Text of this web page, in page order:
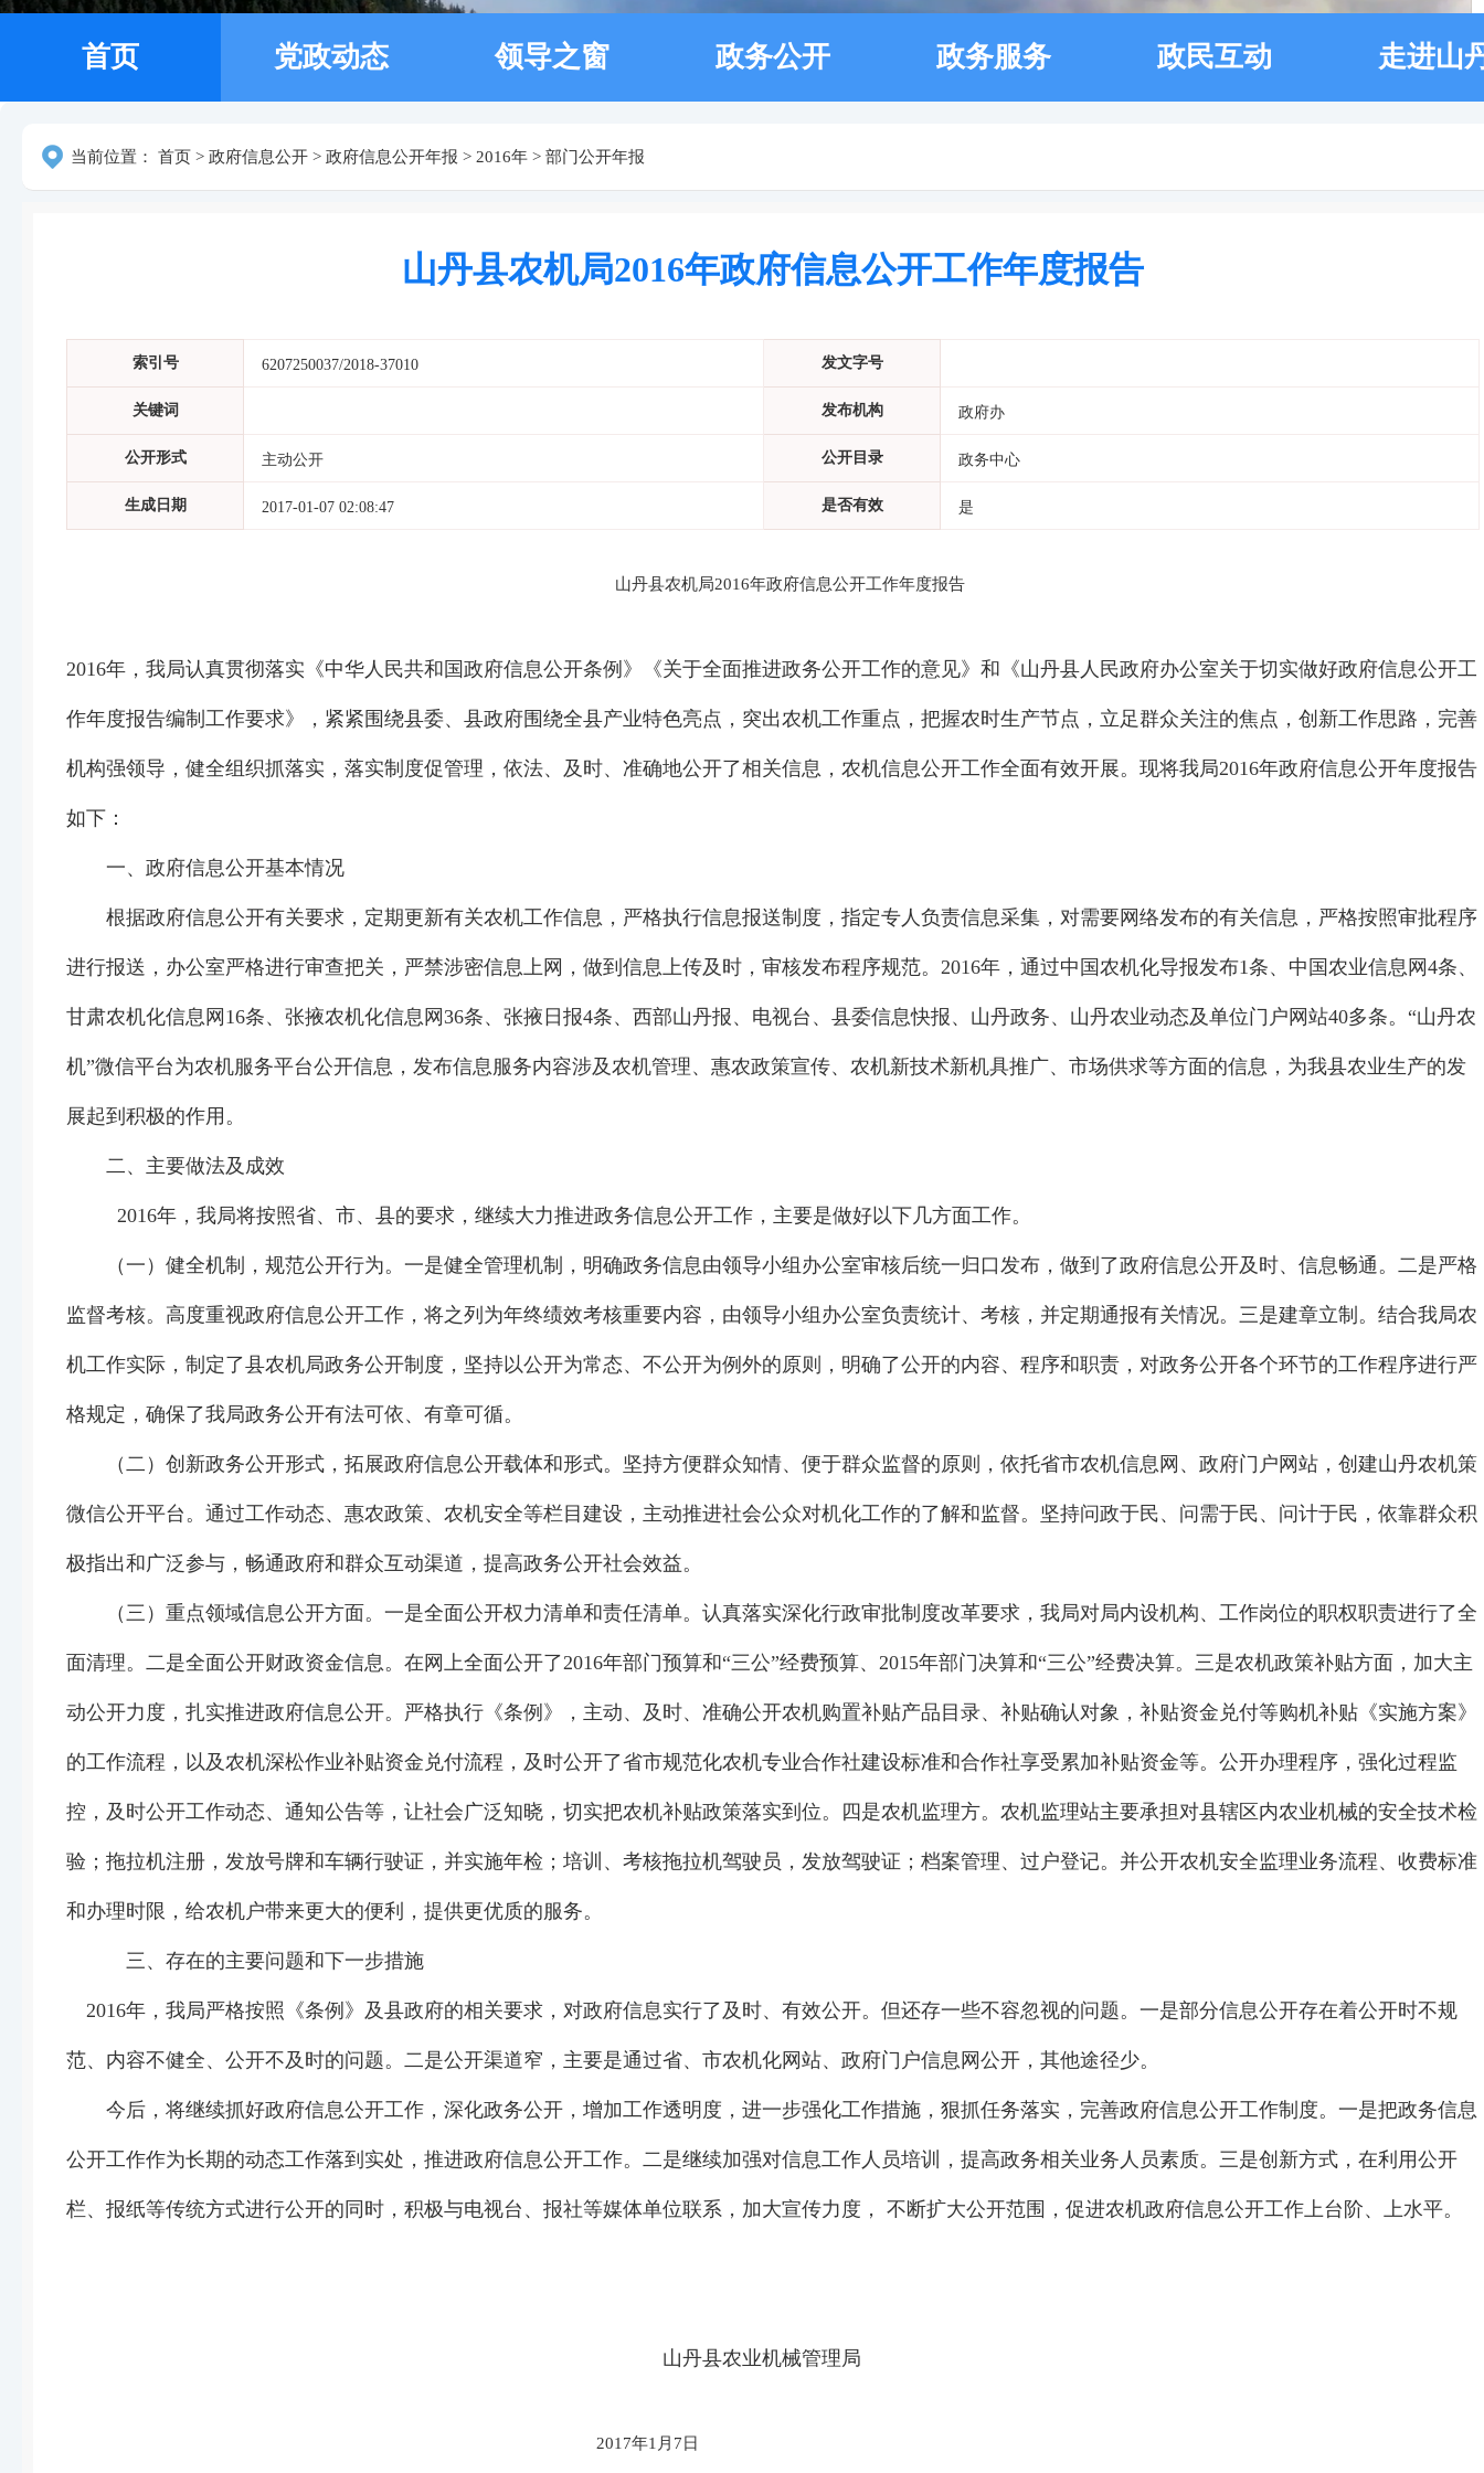
首页 党政动态 领导之窗 政务公开 政务服务 政民互动 走进山
当前位置： 首页 > 政府信息公开 > 政府信息公开年报 > 2016年 > 部门公开年报
山丹县农机局2016年政府信息公开工作年度报告
索引号 6207250037/2018-37010 发文字号
关键词 发布机构 政府办
公开形式 主动公开 公开目录 政务中心
生成日期 2017-01-07 02:08:47 是否有效 是
山丹县农机局2016年政府信息公开工作年度报告
2016年，我局认真贯彻落实《中华人民共和国政府信息公开条例》《关于全面推进政务公开工作的意见》和《山丹县人民政府办公室关于切实做好政府信息公开工
作年度报告编制工作要求》，紧紧围绕县委、县政府围绕全县产业特色亮点，突出农机工作重点，把握农时生产节点，立足群众关注的焦点，创新工作思路，完善
机构强领导，健全组织抓落实，落实制度促管理，依法、及时、准确地公开了相关信息，农机信息公开工作全面有效开展。现将我局2016年政府信息公开年度报告
如下：
一、政府信息公开基本情况
根据政府信息公开有关要求，定期更新有关农机工作信息，严格执行信息报送制度，指定专人负责信息采集，对需要网络发布的有关信息，严格按照审批程序
进行报送，办公室严格进行审查把关，严禁涉密信息上网，做到信息上传及时，审核发布程序规范。2016年，通过中国农机化导报发布1条、中国农业信息网4条、
甘肃农机化信息网16条、张掖农机化信息网36条、张掖日报4条、西部山丹报、电视台、县委信息快报、山丹政务、山丹农业动态及单位门户网站40多条。“山丹农
机”微信平台为农机服务平台公开信息，发布信息服务内容涉及农机管理、惠农政策宣传、农机新技术新机具推广、市场供求等方面的信息，为我县农业生产的发
展起到积极的作用。
二、主要做法及成效
2016年，我局将按照省、市、县的要求，继续大力推进政务信息公开工作，主要是做好以下几方面工作。
（一）健全机制，规范公开行为。一是健全管理机制，明确政务信息由领导小组办公室审核后统一归口发布，做到了政府信息公开及时、信息畅通。二是严格
监督考核。高度重视政府信息公开工作，将之列为年终绩效考核重要内容，由领导小组办公室负责统计、考核，并定期通报有关情况。三是建章立制。结合我局农
机工作实际，制定了县农机局政务公开制度，坚持以公开为常态、不公开为例外的原则，明确了公开的内容、程序和职责，对政务公开各个环节的工作程序进行严
格规定，确保了我局政务公开有法可依、有章可循。
（二）创新政务公开形式，拓展政府信息公开载体和形式。坚持方便群众知情、便于群众监督的原则，依托省市农机信息网、政府门户网站，创建山丹农机策
微信公开平台。通过工作动态、惠农政策、农机安全等栏目建设，主动推进社会公众对机化工作的了解和监督。坚持问政于民、问需于民、问计于民，依靠群众积
极指出和广泛参与，畅通政府和群众互动渠道，提高政务公开社会效益。
（三）重点领域信息公开方面。一是全面公开权力清单和责任清单。认真落实深化行政审批制度改革要求，我局对局内设机构、工作岗位的职权职责进行了全
面清理。二是全面公开财政资金信息。在网上全面公开了2016年部门预算和“三公”经费预算、2015年部门决算和“三公”经费决算。三是农机政策补贴方面，加大主
动公开力度，扎实推进政府信息公开。严格执行《条例》，主动、及时、准确公开农机购置补贴产品目录、补贴确认对象，补贴资金兑付等购机补贴《实施方案》
的工作流程，以及农机深松作业补贴资金兑付流程，及时公开了省市规范化农机专业合作社建设标准和合作社享受累加补贴资金等。公开办理程序，强化过程监
控，及时公开工作动态、通知公告等，让社会广泛知晓，切实把农机补贴政策落实到位。四是农机监理方。农机监理站主要承担对县辖区内农业机械的安全技术检
验；拖拉机注册，发放号牌和车辆行驶证，并实施年检；培训、考核拖拉机驾驶员，发放驾驶证；档案管理、过户登记。并公开农机安全监理业务流程、收费标准
和办理时限，给农机户带来更大的便利，提供更优质的服务。
三、存在的主要问题和下一步措施
2016年，我局严格按照《条例》及县政府的相关要求，对政府信息实行了及时、有效公开。但还存一些不容忽视的问题。一是部分信息公开存在着公开时不规
范、内容不健全、公开不及时的问题。二是公开渠道窄，主要是通过省、市农机化网站、政府门户信息网公开，其他途径少。
今后，将继续抓好政府信息公开工作，深化政务公开，增加工作透明度，进一步强化工作措施，狠抓任务落实，完善政府信息公开工作制度。一是把政务信息
公开工作作为长期的动态工作落到实处，推进政府信息公开工作。二是继续加强对信息工作人员培训，提高政务相关业务人员素质。三是创新方式，在利用公开
栏、报纸等传统方式进行公开的同时，积极与电视台、报社等媒体单位联系，加大宣传力度， 不断扩大公开范围，促进农机政府信息公开工作上台阶、上水平。
山丹县农业机械管理局
2017年1月7日